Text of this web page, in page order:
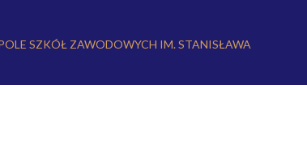
SZKÓŁ ZAWODOWYCH IM. STANISŁAWA